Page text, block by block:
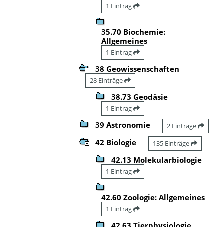
1 Eintrag
35.70 Biochemie:
Allgemeines
1 Eintrag
38 Geowissenschaften
28 Einträge
38.73 Geodäsie
1 Eintrag
39 Astronomie 2 Einträge
42 Biologie 135 Einträge
42.13 Molekularbiologie
1 Eintrag
42.60 Zoologie: Allgemeines
1 Eintrag